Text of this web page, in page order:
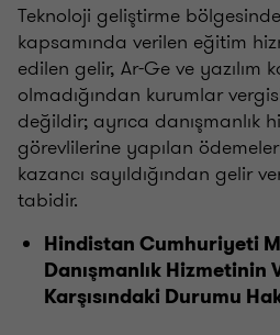
Teknoloji geliştirme
kapsamında verilen eğitim
edilen gelir, Ar-Ge ve yazılım
olmadığından kurumlar
değildir; ayrıca danışmanlık
görevlilerine yapılan
kazancı sayıldığından gelir
tabidir.
Hindistan Cumhuriyeti
Danışmanlık Hizmetinin
Karşısındaki Durumu